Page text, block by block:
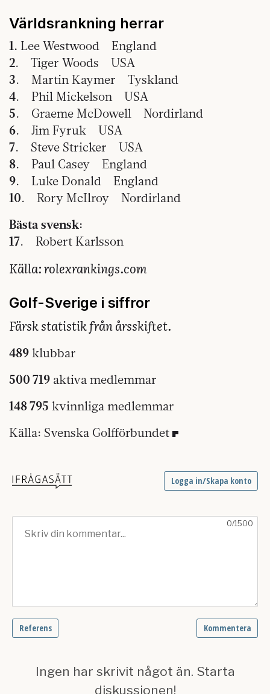
Världsrankning herrar
1. Lee Westwood England
2. Tiger Woods USA
3. Martin Kaymer Tyskland
4. Phil Mickelson USA
5. Graeme McDowell Nordirland
6. Jim Fyruk USA
7. Steve Stricker USA
8. Paul Casey England
9. Luke Donald England
10. Rory McIlroy Nordirland
Bästa svensk:
17. Robert Karlsson
Källa: rolexrankings.com
Golf-Sverige i siffror
Färsk statistik från årsskiftet.
489 klubbar
500 719 aktiva medlemmar
148 795 kvinnliga medlemmar
Källa: Svenska Golfförbundet